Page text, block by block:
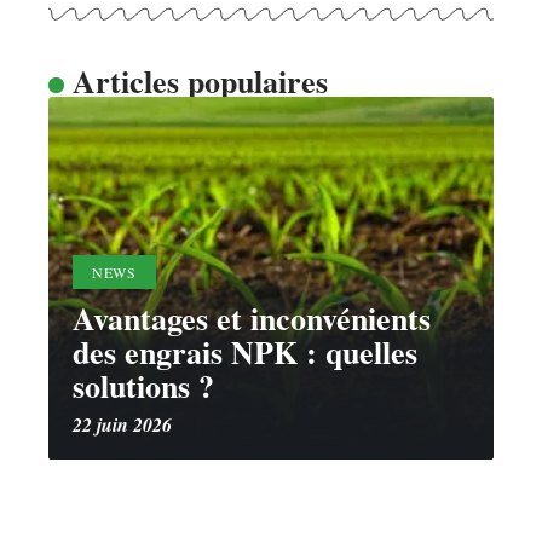
Articles populaires
NEWS
Avantages et inconvénients
des engrais NPK : quelles
solutions ?
22 juin 2026